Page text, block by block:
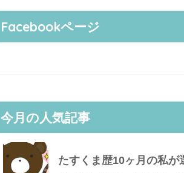
Facebookページ
今月の人気記事
たすくま歴10ヶ月の私が